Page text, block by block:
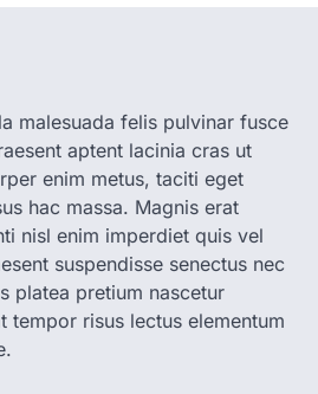
Khabar
में शुरू किया गया…
दुकानों में गड़बड़ी पर आबकारी
का बड़ा एक्शन
Khabar August 6, 2026
छत्तीसगढ़ में शराब दुकानों में अधिक कीमत पर
और अन्य गंभीर अनियमितताओं के…
malesuada felis pulvinar fusce
aptent lacinia cras ut
enim metus, taciti eget
hac massa. Magnis erat
nisl enim imperdiet quis vel
suspendisse senectus nec
platea pretium nascetur
tempor risus lectus elementum